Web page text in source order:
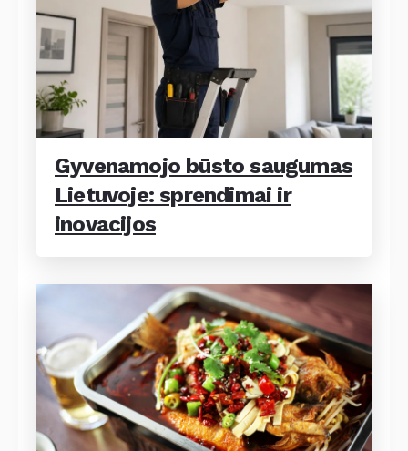
Gyvenamojo būsto saugumas
Lietuvoje: sprendimai ir
inovacijos